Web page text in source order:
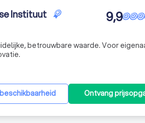
Instituut 9,9
betrouwbare waarde. Voor
Ontvang